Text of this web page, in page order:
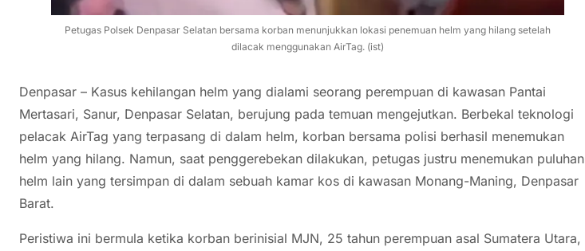
Petugas Polsek Denpasar Selatan bersama korban menunjukkan lokasi penemuan helm yang hilang setelah
dilacak menggunakan AirTag. (ist)
Denpasar – Kasus kehilangan helm yang dialami seorang perempuan di kawasan Pantai
Mertasari, Sanur, Denpasar Selatan, berujung pada temuan mengejutkan. Berbekal teknologi
pelacak AirTag yang terpasang di dalam helm, korban bersama polisi berhasil menemukan
helm yang hilang. Namun, saat penggerebekan dilakukan, petugas justru menemukan puluhan
helm lain yang tersimpan di dalam sebuah kamar kos di kawasan Monang-Maning, Denpasar
Barat.
Peristiwa ini bermula ketika korban berinisial MJN, 25 tahun perempuan asal Sumatera Utara,